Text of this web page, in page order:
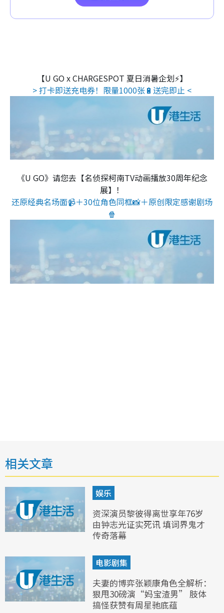
【U GO x CHARGESPOT 夏日消暑企划⚡】
> 打卡即送充电券！限量1000张🔋送完即止 <
《U GO》请您去【名侦探柯南TV动画播放30周年纪念
展】！
还原经典名场面📹＋30位角色同框📸＋原创限定感谢剧场
🍿
相关文章
娱乐
资深演员黎彼得离世享年76岁
由钟志光证实死讯 填词界鬼才
传奇落幕
电影剧集
夫妻的博弈张颖康角色全解析：
狠甩30磅演“妈宝渣男” 肢体
搞怪获赞有周星驰底蕴